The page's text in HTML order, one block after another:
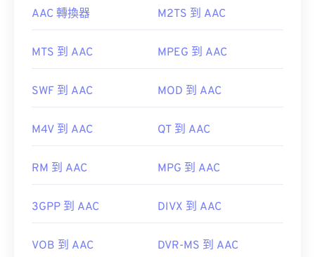
https://en.wikipedia.org/wiki/Ogg
此外，由於 AAC 文件通常用作視頻遊戲的音頻文
如Nintendo 3DS Playstation 4
開發機構：
ISO/IEC MPEG 音訊委員會
首次發布：
https://en.wikipedia.org/wiki/Advanced_Audio_Coding
AAC 轉換器 M2TS 到 AAC
MTS 到 AAC MPEG 到 AAC
SWF 到 AAC MOD 到 AAC
M4V 到 AAC QT 到 AAC
RM 到 AAC MPG 到 AAC
3GPP 到 AAC DIVX 到 AAC
VOB 到 AAC DVR-MS 到 AAC